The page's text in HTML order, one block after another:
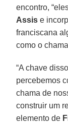
encontro,
Assis e
franciscana
como o
“A chave
percebemos
chama de
construir um
elemento de